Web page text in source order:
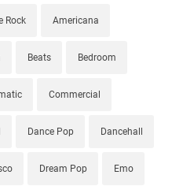
Rock Americana
Beats Bedroom
Commercial
Dance Pop Dancehall
Dream Pop Emo